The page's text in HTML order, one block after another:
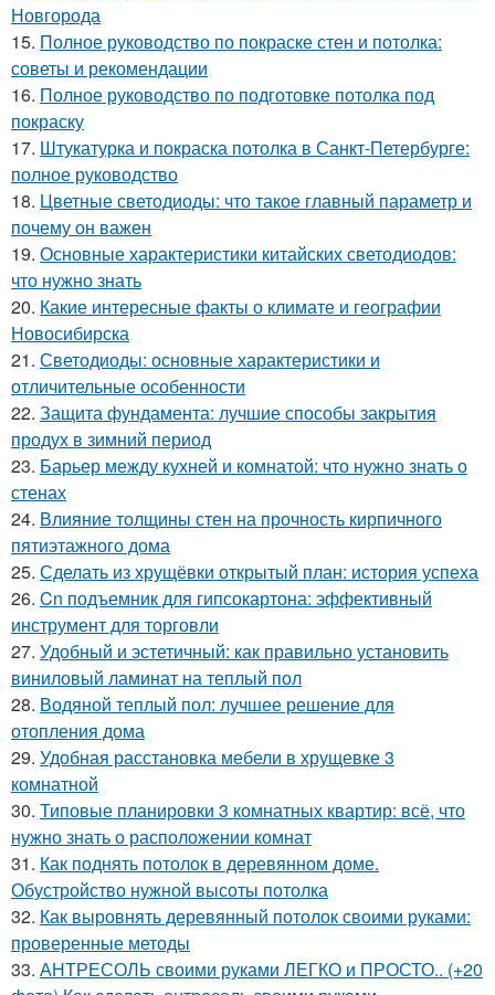
Новгорода
15. Полное руководство по покраске стен и потолка:
советы и рекомендации
16. Полное руководство по подготовке потолка под
покраску
17. Штукатурка и покраска потолка в Санкт-Петербурге:
полное руководство
18. Цветные светодиоды: что такое главный параметр и
почему он важен
19. Основные характеристики китайских светодиодов:
что нужно знать
20. Какие интересные факты о климате и географии
Новосибирска
21. Светодиоды: основные характеристики и
отличительные особенности
22. Защита фундамента: лучшие способы закрытия
продух в зимний период
23. Барьер между кухней и комнатой: что нужно знать о
стенах
24. Влияние толщины стен на прочность кирпичного
пятиэтажного дома
25. Сделать из хрущёвки открытый план: история успеха
26. Cn подъемник для гипсокартона: эффективный
инструмент для торговли
27. Удобный и эстетичный: как правильно установить
виниловый ламинат на теплый пол
28. Водяной теплый пол: лучшее решение для
отопления дома
29. Удобная расстановка мебели в хрущевке 3
комнатной
30. Типовые планировки 3 комнатных квартир: всё, что
нужно знать о расположении комнат
31. Как поднять потолок в деревянном доме.
Обустройство нужной высоты потолка
32. Как выровнять деревянный потолок своими руками:
проверенные методы
33. АНТРЕСОЛЬ своими руками ЛЕГКО и ПРОСТО.. (+20